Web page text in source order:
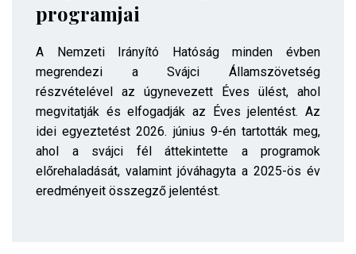
programjai
A Nemzeti Irányító Hatóság minden évben
megrendezi a Svájci Államszövetség
részvételével az úgynevezett Éves ülést, ahol
megvitatják és elfogadják az Éves jelentést. Az
idei egyeztetést 2026. június 9-én tartották meg,
ahol a svájci fél áttekintette a programok
előrehaladását, valamint jóváhagyta a 2025-ös év
eredményeit összegző jelentést.